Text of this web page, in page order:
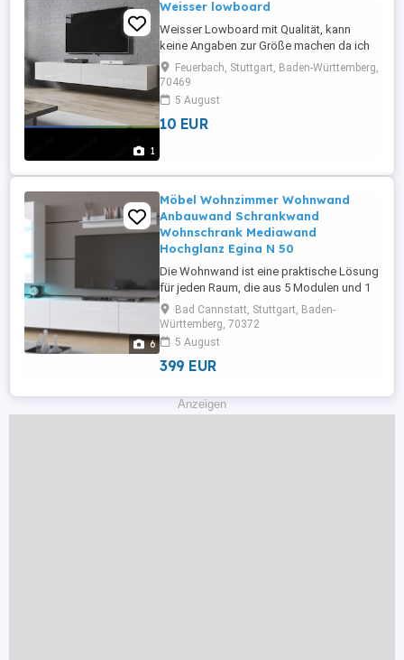
1
Weisser lowboard
Weisser Lowboard mit Qualität, kann
keine Angaben zur Größe machen da ich
es nicht auspacken werde. Es ist
ungebraucht kam mit einem riss an
möchte es verkaufen ob Schrauben dabei
sind weiss ich nicht. Daher verkaufe ich es
auch für sehr günstig. Ungefâhr so wie
Feuerbach, Stuttgart, Baden-Württemberg,
70469
5 August
10 EUR
6
Möbel Wohnzimmer Wohnwand
Anbauwand Schrankwand
Wohnschrank Mediawand
Hochglanz Egina N 50
Die Wohnwand ist eine praktische Lösung
für jeden Raum, die aus 5 Modulen und 1
Regalbrett in Weiß, Schwarz Hochglanz
und Ausführungen besteht, die Ihnen
ermöglichen, eine Zusammensetzung
nach Ihrem Geschmack und Bedürfnissen
anzupassen. Preis beinhaltet keine
Bad Cannstatt, Stuttgart, Baden-
Württemberg, 70372
5 August
399 EUR
Anzeigen